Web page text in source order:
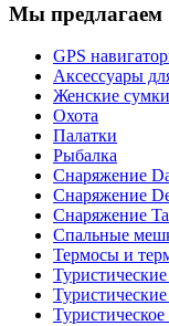
Мы предлагаем
GPS
Аксессуары
Женские
Охота
Палатки
Рыбалка
Снаряжение
Снаряжение
Снаряжение
Спальные
Термосы и